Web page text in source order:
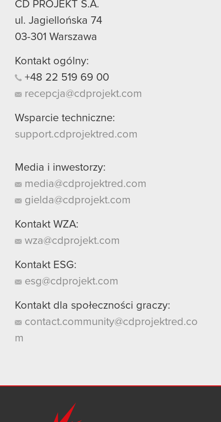
CD PROJEKT S.A.
ul. Jagiellońska 74
03-301 Warszawa
Kontakt ogólny:
+48 22 519 69 00
recepcja@cdprojekt.com
Wsparcie techniczne:
support.cdprojektred.com
Media i inwestorzy:
media@cdprojektred.com
gielda@cdprojekt.com
Kontakt WZA:
wza@cdprojekt.com
Kontakt ESG:
esg@cdprojekt.com
Kontakt dla społeczności graczy:
contact.community@cdprojektred.co
m